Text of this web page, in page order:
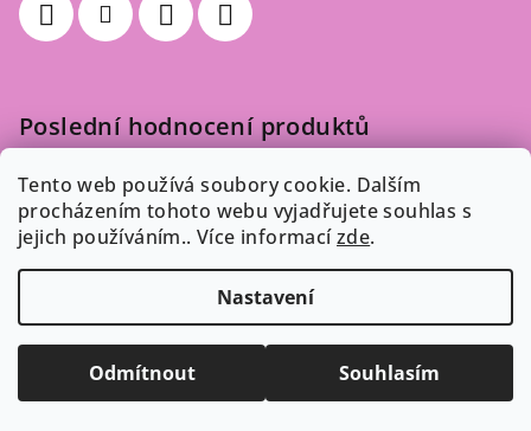
Tento web používá soubory cookie. Dalším
procházením tohoto webu vyjadřujete souhlas s
jejich používáním.. Více informacízde.
Nastavení
Odmítnout Souhlasím
Poslední hodnocení produktů
Melír Americký - sada 125 g
Hodnocení produktu je 5 z 5 hvězdiček.
| Dana
Odebírat newsletter
nových produktech na našem e-shopu.